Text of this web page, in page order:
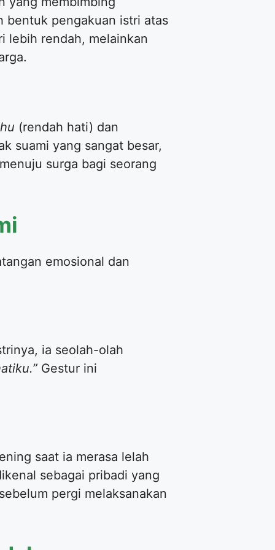
bentuk pengakuan istri atas
lebih rendah, melainkan
(rendah hati) dan
suami yang sangat besar,
surga bagi seorang
emosional dan
ia seolah-olah
Gestur ini
saat ia merasa lelah
sebagai pribadi yang
pergi melaksanakan